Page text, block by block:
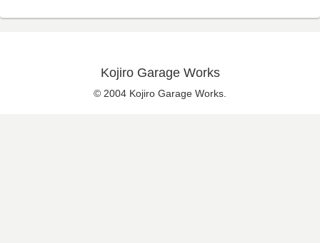
Kojiro Garage Works
© 2004 Kojiro Garage Works.